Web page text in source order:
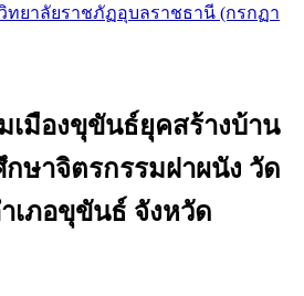
ทยาลัยราชภัฏอุบลราชธานี (กรกฏา
มืองขุขันธ์ยุคสร้างบ้าน
ษาจิตรกรรมฝาผนัง วัด
เภอขุขันธ์ จังหวัด